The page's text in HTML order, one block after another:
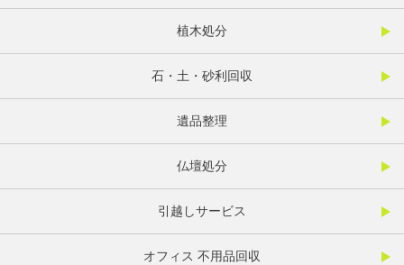
植木処分
石・土・砂利回収
遺品整理
仏壇処分
引越しサービス
オフィス 不用品回収